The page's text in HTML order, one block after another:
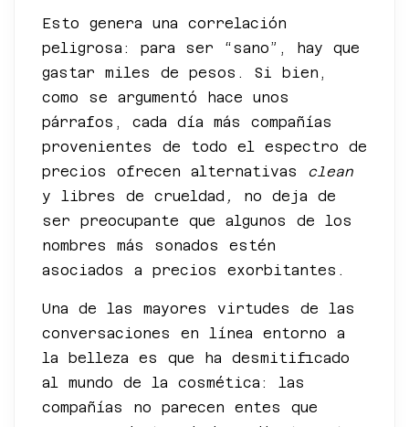
Esto genera una correlación
peligrosa: para ser “sano”, hay que
gastar miles de pesos. Si bien,
como se argumentó hace unos
párrafos, cada día más compañías
provenientes de todo el espectro de
precios ofrecen alternativas clean
y libres de crueldad , no deja de
ser preocupante que algunos de los
nombres más sonados estén
asociados a precios exorbitantes.
Una de las mayores virtudes de las
conversaciones en línea entorno a
la belleza es que ha desmitificado
al mundo de la cosmética: las
compañías no parecen entes que